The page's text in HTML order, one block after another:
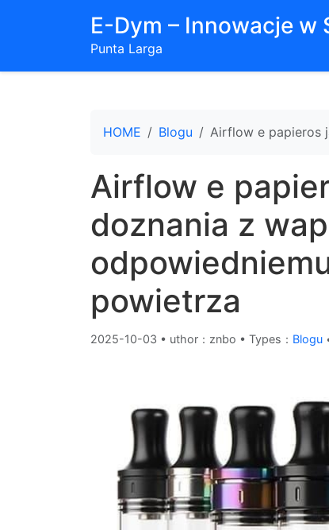
E-Dym – Innowacje w
Punta Larga
HOME Blogu Airflow e papieros
Airflow e
doznania z
powietrza
2025-10-03 • uthor：znbo • Types： Blogu